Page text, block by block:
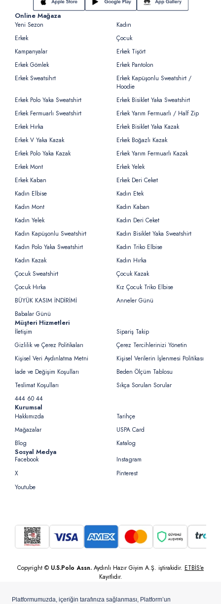
Online Mağaza
Yeni Sezon
Kadın
Erkek
Çocuk
Kampanyalar
Erkek Tişört
Erkek Gömlek
Erkek Pantolon
Erkek Sweatsihrt
Erkek Kapüşonlu Sweatshirt /
Hoodie
Erkek Polo Yaka Sweatshirt
Erkek Bisiklet Yaka Sweatshirt
Erkek Fermuarlı Sweatshirt
Erkek Yarım Fermuarlı / Half Zip
Erkek Hırka
Erkek Bisiklet Yaka Kazak
Erkek V Yaka Kazak
Erkek Boğazlı Kazak
Erkek Polo Yaka Kazak
Erkek Yarım Fermuarlı Kazak
Erkek Mont
Erkek Yelek
Erkek Kaban
Erkek Deri Ceket
Kadın Elbise
Kadın Etek
Kadın Mont
Kadın Kaban
Kadın Yelek
Kadın Deri Ceket
Kadın Kapüşonlu Sweatshirt
Kadın Bisiklet Yaka Sweatshirt
Kadın Polo Yaka Sweatshirt
Kadın Triko Elbise
Kadın Kazak
Kadın Hırka
Çocuk Sweatshirt
Çocuk Kazak
Çocuk Hırka
Kız Çocuk Triko Elbise
BÜYÜK KASIM İNDİRİMİ
Anneler Günü
Babalar Günü
Müşteri Hizmetleri
İletişim
Sipariş Takip
Gizlilik ve Çerez Politikaları
Çerez Tercihlerinizi Yönetin
Kişisel Veri Aydınlatma Metni
Kişisel Verilerin İşlenmesi Politikası
İade ve Değişim Koşulları
Beden Ölçüm Tablosu
Teslimat Koşulları
Sıkça Sorulan Sorular
444 60 44
Kurumsal
Hakkımızda
Tarihçe
Mağazalar
USPA Card
Blog
Katalog
Sosyal Medya
Facebook
Instagram
X
Pinterest
Youtube
Copyright © U.S.Polo Assn. Aydınlı Hazır Giyim A.Ş. iştirakidir. ETBİS’e
Kayıtlıdır.